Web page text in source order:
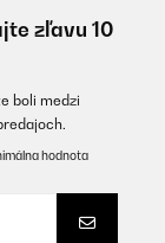
zľavu 10
boli medzi
hodnota